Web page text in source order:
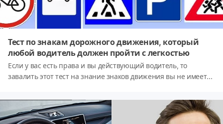
Тест по знакам дорожного движения, который
любой водитель должен пройти с легкостью
Если у вас есть права и вы действующий водитель, то
завалить этот тест на знание знаков движения вы не имеете